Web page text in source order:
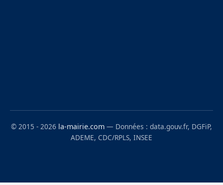
© 2015 - 2026 la-mairie.com — Données : data.gouv.fr, DGFiP,
ADEME, CDC/RPLS, INSEE